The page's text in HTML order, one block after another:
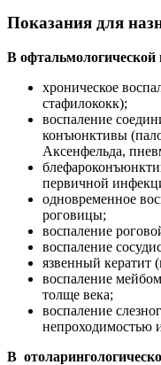
Показания для
В офтальмологической
хроническое
стафилококк);
воспаление
конъюнктивы
Аксенфельда,
первичной
одновременное
роговицы;
воспаление
воспаление
язвенный кератит
воспаление
толще века;
воспаление
непроходимостью
В